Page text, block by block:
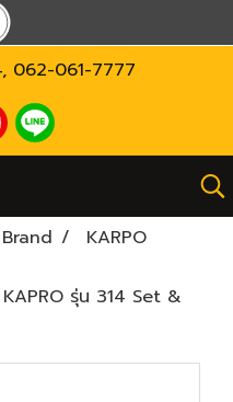
, 062-061-7777
Brand
KARPO
รุ่น 314 Set &